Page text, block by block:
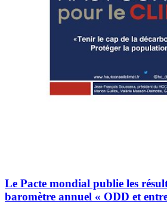
Le Pacte mondial publie les
baromètre annuel « ODD et